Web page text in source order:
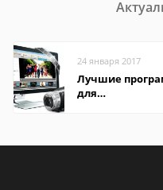
24 января 2017
Лучшие
для